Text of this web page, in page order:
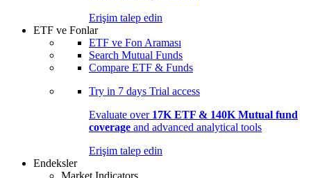
Erişim talep edin
ETF ve Fonlar
ETF ve Fon Araması
Search Mutual Funds
Compare ETF & Funds
Try in 7 days Trial access
Evaluate over 17K ETF & 140K Mutual fund
coverage and advanced analytical tools
Erişim talep edin
Endeksler
Market Indicators